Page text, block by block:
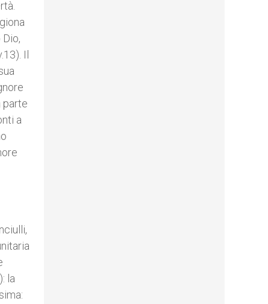
Il
parte
a
la